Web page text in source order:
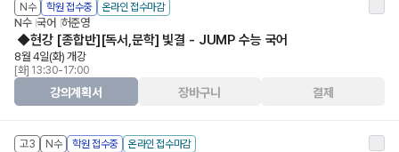
N수 학원 접수중 온라인 접수마감
N수 국어 허준영
◆현강 [종합반][독서,문학] 빛결 - JUMP 수능 국어
8월 4일(화) 개강
[화] 13:30-17:00
강의계획서 장바구니 결제
고3 N수 학원 접수중 온라인 접수마감